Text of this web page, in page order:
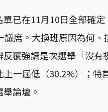
已在11月10日全部確定
席。大換班原因為何
覆強調是次選舉「沒
一屆低（30.2%）；特
論壇。